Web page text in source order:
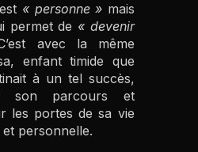
« personne » mais
permet de « devenir
avec la même
enfant timide que
à un tel succès,
son parcours et
les portes de sa vie
personnelle.